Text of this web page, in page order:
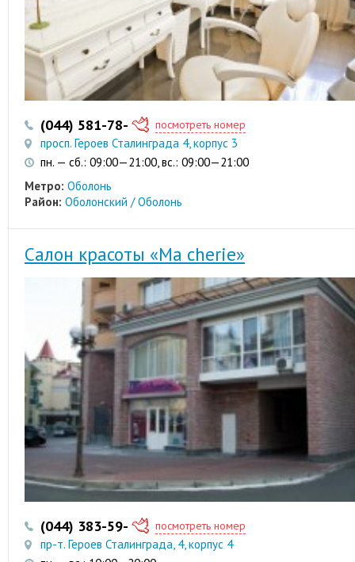
(044) 581-78-58 (098) 900-15-15
посмотреть номер
просп. Героев Сталинграда 4, корпус 3
пн. — сб.: 09:00—21:00, вс.: 09:00—21:00
Метро: Оболонь
Район: Оболонский / Оболонь
Салон красоты «Ma cherie»
(044) 383-59-58 (044) 581-02-33
посмотреть номер
пр-т. Героев Сталинграда, 4, корпус 4